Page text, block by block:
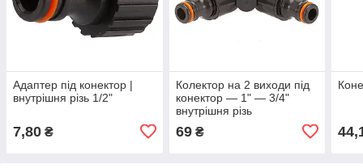
Адаптер під конектор |
внутрішня різь 1/2"
7,80 ₴
Колектор на 2 виходи під
конектор — 1" — 3/4"
внутрішня різь
69₴